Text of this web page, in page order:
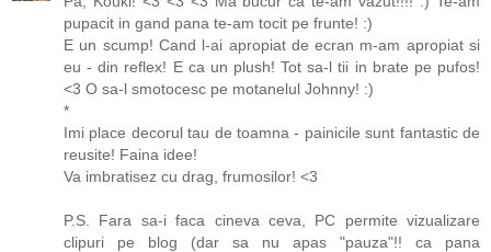
pupacit in gand pana te-am tocit pe frunte! :)
E un scump! Cand l-ai apropiat de ecran m-am apropiat si
eu - din reflex! E ca un plush! Tot sa-l tii in brate pe pufos!
<3 O sa-l smotocesc pe motanelul Johnny! :)
*
Imi place decorul tau de toamna - painicile sunt fantastic de
reusite! Faina idee!
Va imbratisez cu drag, frumosilor! <3
P.S. Fara sa-i faca cineva ceva, PC permite vizualizare
clipuri pe blog (dar sa nu apas "pauza"!! ca pana